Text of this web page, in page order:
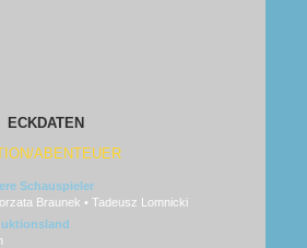
ECKDATEN
ABENTEUER
Schauspieler
Braunek • Tadeusz Lomnicki